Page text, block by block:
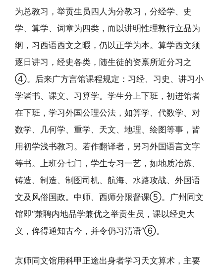
为总教习，举贡生员四人为分教习，分经学、史
学、算学、词章为四类，而以讲明性理敦行立品为
纲，习西语西文之暇，仍以正学为本。算学西文须
逐日讲习，经史各类，随生徒的资禀所近分习之
④。后来广方言馆课程规定：习经、习史、讲习小
学诸书、课文、习算学。学生分上下班，初进馆者
在下班，学习外国公理公法，如算学、代数学、对
数学、几何学、重学、天文、地理、绘图等事，皆
用初学浅书教习。若作翻译者，另习外国语言文字
等书。上班分七门，学生专习一艺，如地质冶炼、
铸造、制造、制图司机、航海、水路攻战、外国语
文及风俗国政。中师、西师分限督课⑤。广州同文
馆即“兼聘内地品学兼优之举贡生员，课以经史大
义，俾得通知古今，并令仍习清语”⑥。
京师同文馆用科甲正途出身者学习天文算术，主要